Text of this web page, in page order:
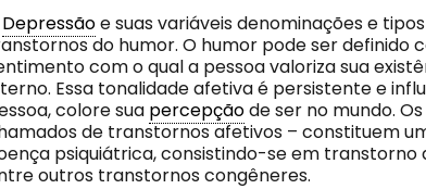
Depressãoe suas variáveis denominações e
do humor. O humor pode ser definido
com o qual a pessoa valoriza sua
Essa tonalidade afetiva é persistente e
colore sua percepçãode ser no mundo.
de transtornos afetivos – constituem
psiquiátrica, consistindo-se em
outros transtornos congêneres.